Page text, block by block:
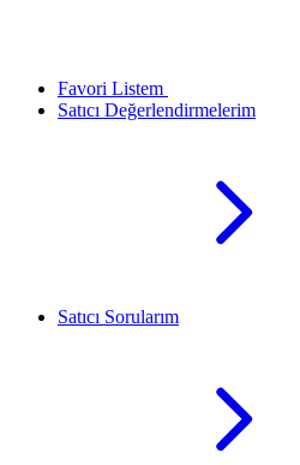
Favori Listem
Satıcı Değerlendirmelerim
Satıcı Sorularım